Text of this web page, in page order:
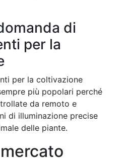
di
per la
per la coltivazione
più popolari perché
da remoto e
di illuminazione precise
delle piante.